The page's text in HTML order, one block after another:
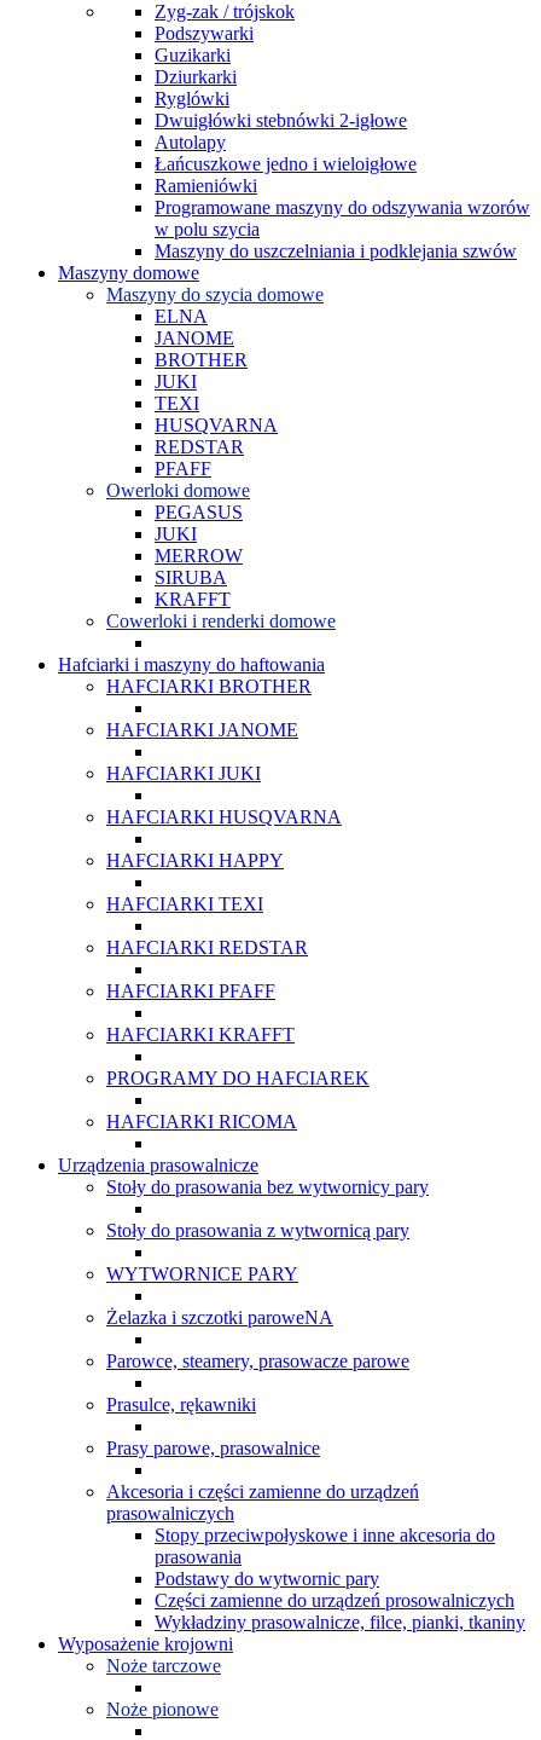
Zyg-zak / trójskok
Podszywarki
Guzikarki
Dziurkarki
Ryglówki
Dwuigłówki stebnówki 2-igłowe
Autolapy
Łańcuszkowe jedno i wieloigłowe
Ramieniówki
Programowane maszyny do odszywania wzorów
w polu szycia
Maszyny do uszczelniania i podklejania szwów
Maszyny domowe
Maszyny do szycia domowe
ELNA
JANOME
BROTHER
JUKI
TEXI
HUSQVARNA
REDSTAR
PFAFF
Owerloki domowe
PEGASUS
JUKI
MERROW
SIRUBA
KRAFFT
Cowerloki i renderki domowe
Hafciarki i maszyny do haftowania
HAFCIARKI BROTHER
HAFCIARKI JANOME
HAFCIARKI JUKI
HAFCIARKI HUSQVARNA
HAFCIARKI HAPPY
HAFCIARKI TEXI
HAFCIARKI REDSTAR
HAFCIARKI PFAFF
HAFCIARKI KRAFFT
PROGRAMY DO HAFCIAREK
HAFCIARKI RICOMA
Urządzenia prasowalnicze
Stoły do prasowania bez wytwornicy pary
Stoły do prasowania z wytwornicą pary
WYTWORNICE PARY
Żelazka i szczotki paroweNA
Parowce, steamery, prasowacze parowe
Prasulce, rękawniki
Prasy parowe, prasowalnice
Akcesoria i części zamienne do urządzeń
prasowalniczych
Stopy przeciwpołyskowe i inne akcesoria do
prasowania
Podstawy do wytwornic pary
Części zamienne do urządzeń prosowalniczych
Wykładziny prasowalnicze, filce, pianki, tkaniny
Wyposażenie krojowni
Noże tarczowe
Noże pionowe